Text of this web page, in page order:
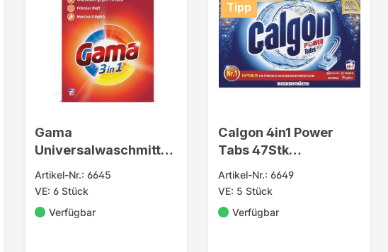
Gama
Universalwaschmittel
100WL 6kg Packung
Artikel-Nr.: 6645
VE: 6 Stück
Verfügbar
Tipp
Calgon 4in1 Power
Tabs 47Stk
Wasserenthärter
Artikel-Nr.: 6649
VE: 5 Stück
Verfügbar